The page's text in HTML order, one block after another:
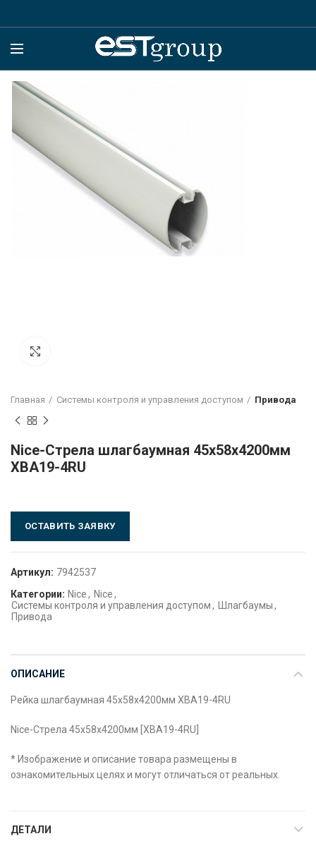
Главная Системы контроля и управления доступом Привода
Nice-Стрела шлагбаумная 45x58x4200мм
XBA19-4RU
ОСТАВИТЬ ЗАЯВКУ
Артикул: 7942537
Категории: Nice, Nice,
Системы контроля и управления доступом, Шлагбаумы,
Привода
ОПИСАНИЕ
Рейка шлагбаумная 45x58x4200мм XBA19-4RU
Nice-Стрела 45x58x4200мм [XBA19-4RU]
* Изображение и описание товара размещены в
ознакомительных целях и могут отличаться от реальных.
ДЕТАЛИ